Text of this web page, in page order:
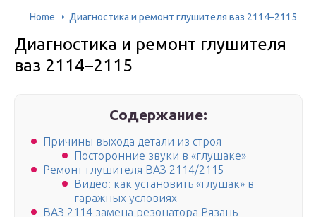
Home Диагностика и ремонт глушителя ваз 2114–2115
Диагностика и ремонт глушителя
ваз 2114–2115
Содержание:
Причины выхода детали из строя
Посторонние звуки в «глушаке»
Ремонт глушителя ВАЗ 2114/2115
Видео: как установить «глушак» в
гаражных условиях
ВАЗ 2114 замена резонатора Рязань